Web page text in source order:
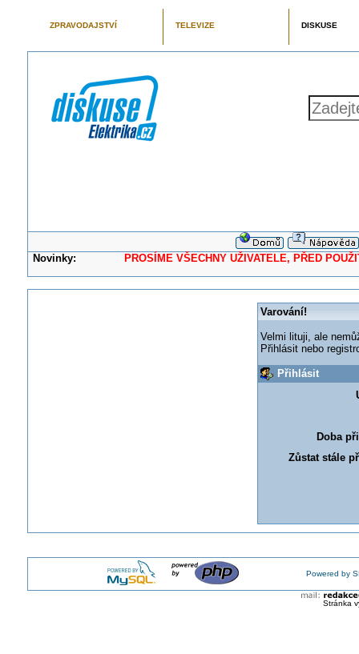
ZPRAVODAJSTVÍ TELEVIZE DISKUSE
Novinky: PROSÍME VŠECHNY UŽIVATELE, PŘED
Varování!
Velmi lituji, ale
Přihlásit nebo
Přihlásit
Doba
Zůstat stále
Powered by
Stránka